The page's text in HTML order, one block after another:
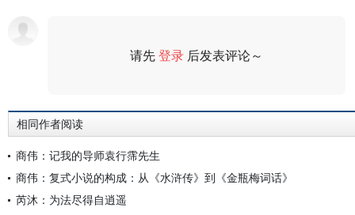
请先登录 后发表评论～
相同作者阅读
商伟：记我的导师袁行霈先生
商伟：复式小说的构成：从《水浒传》到《金瓶梅词话》
芮沐：为法尽得自逍遥